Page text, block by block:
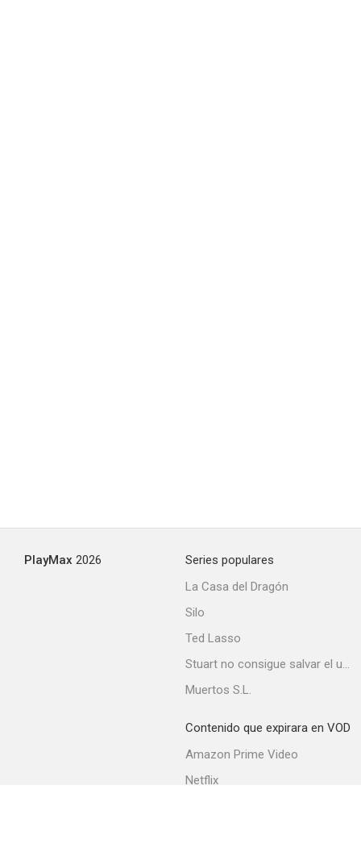
PlayMax 2026
Series populares
La Casa del Dragón
Silo
Ted Lasso
Stuart no consigue salvar el universo
Muertos S.L.
Contenido que expirara en VOD
Amazon Prime Video
Netflix